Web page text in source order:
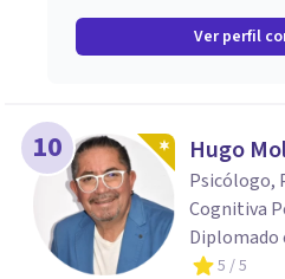
Ver perfil
10 Hugo
Psicólogo,
Cognitiva
Diplomado
5 / 5